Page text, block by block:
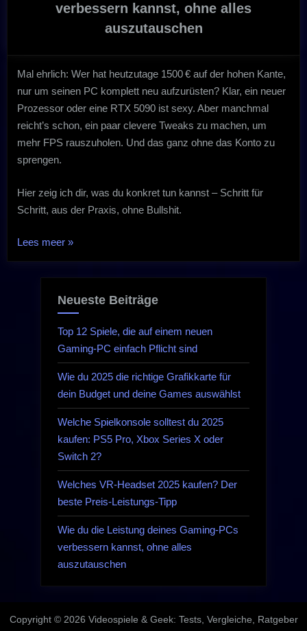
verbessern kannst, ohne alles
auszutauschen
Mal ehrlich: Wer hat heutzutage 1500 € auf der hohen Kante,
nur um seinen PC komplett neu aufzurüsten? Klar, ein neuer
Prozessor oder eine RTX 5090 ist sexy. Aber manchmal
reicht’s schon, ein paar clevere Tweaks zu machen, um
mehr FPS rauszuholen. Und das ganz ohne das Konto zu
sprengen.
Hier zeig ich dir, was du konkret tun kannst – Schritt für
Schritt, aus der Praxis, ohne Bullshit.
Lees meer„Wie
die
deines
Gaming-
PCs
verbessern
kannst,
ohne
auszutauschen“
»
Neueste Beiträge
Top 12 Spiele, die auf einem neuen
Gaming-PC einfach Pflicht sind
Wie du 2025 die richtige Grafikkarte für
dein Budget und deine Games auswählst
Welche Spielkonsole solltest du 2025
kaufen: PS5 Pro, Xbox Series X oder
Switch 2?
Welches VR-Headset 2025 kaufen? Der
beste Preis-Leistungs-Tipp
Wie du die Leistung deines Gaming-PCs
verbessern kannst, ohne alles
auszutauschen
Copyright © 2026 Videospiele & Geek: Tests, Vergleiche, Ratgeber